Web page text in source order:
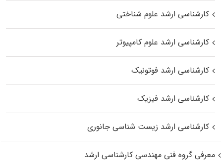
کارشناسی ارشد علوم شناختی
کارشناسی ارشد علوم کامپیوتر
کارشناسی ارشد فوتونیک
کارشناسی ارشد فیزیک
کارشناسی ارشد زیست‌ شناسی جانوری
معرفی گروه فنی مهندسی کارشناسی ارشد